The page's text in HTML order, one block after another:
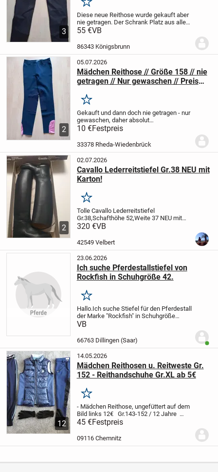
3
Merken
Diese neue Reithose wurde gekauft aber
nie getragen. Der Schrank Platz aus allen
Nächte und aus diesem Grund versuche
Versand möglichES HANDELT SICH UM
EIN...
55 €VB
86343 Königsbrunn
2
05.07.2026
Mädchen Reithose // Größe 158 // nie
getragen // Nur gewaschen // Preis
Merken
Gekauft und dann doch nie getragen - nur
gewaschen, daher absolut
neuwertigGröße 158
33378 Wiedenbrück abgeholt werden.
Versand ist auf freundliche Nachfrage
10 €Festpreis
33378 Rheda-Wiedenbrück
2
02.07.2026
Cavallo Lederreitstiefel Gr.38 NEU mit
Karton!
Merken
Tolle Cavallo Lederreitstiefel
Gr.38,Schafthöhe 52,Weite 37 NEU mit
Karton.Neupreis 399€
hat die Größe bereits übersprungen und
320 €VB
42549 Velbert
23.06.2026
Ich suche Pferdestallstiefel von
Rockfish in Schuhgröße 42.
Merken
Hallo.Ich suche Stiefel für den Pferdestall
der Marke "Rockfish" in Schuhgröße
42.
VB
66763 Dillingen (Saar)
12
14.05.2026
Mädchen Reithosen u. Reitweste Gr.
152 - Reithandschuhe Gr.XL ab 5€
Merken
- Mädchen Reithose, ungefüttert auf dem
Bild links 12€Gr.143-152 / 12 Jahre
Marke FouganzaFarbe: dunkelblau mit
- Mädchen Reithose, gefüttert
auf dem Bild rechts 18€
45 €Festpreis
09116 Chemnitz